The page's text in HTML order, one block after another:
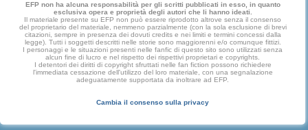
EFP non ha alcuna responsabilità per gli scritti pubblicati in esso, in quanto
esclusiva opera e proprietà degli autori che li hanno ideati.
Il materiale presente su EFP non può essere riprodotto altrove senza il consenso
del proprietario del materiale, nemmeno parzialmente (con la sola esclusione di brevi
citazioni, sempre in presenza dei dovuti credits e nei limiti e termini concessi dalla
legge). Tutti i soggetti descritti nelle storie sono maggiorenni e/o comunque fittizi.
I personaggi e le situazioni presenti nelle fanfic di questo sito sono utilizzati senza
alcun fine di lucro e nel rispetto dei rispettivi proprietari e copyrights.
I detentori dei diritti di copyright sfruttati nelle fan fiction possono richiedere
l'immediata cessazione dell'utilizzo del loro materiale, con una segnalazione
adeguatamente supportata da inoltrare ad EFP.
Cambia il consenso sulla privacy